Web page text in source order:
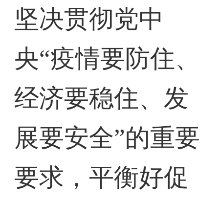
坚决贯彻党中
央“疫情要防住、
经济要稳住、发
展要安全”的重要
要求，平衡好促